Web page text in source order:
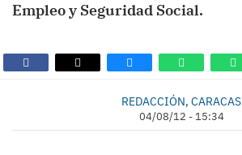
Empleo y Seguridad Social.
REDACCIÓN, CARACAS
04/08/12 - 15:34